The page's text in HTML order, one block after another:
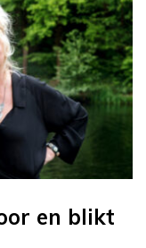
en blikt